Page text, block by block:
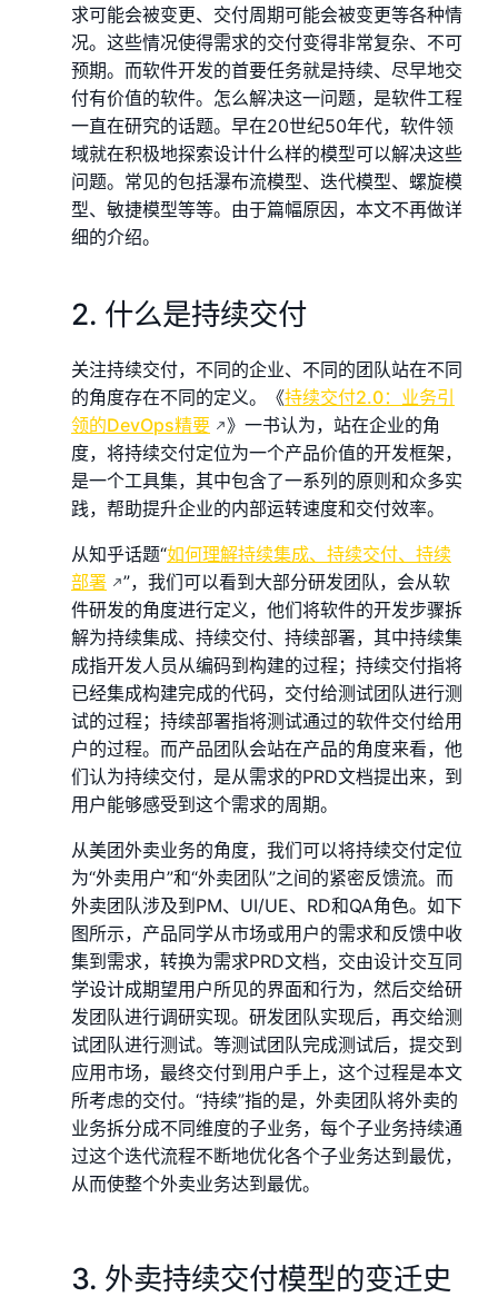
求可能会被变更、交付周期可能会被变更等各种情
况。这些情况使得需求的交付变得非常复杂、不可
预期。而软件开发的首要任务就是持续、尽早地交
付有价值的软件。怎么解决这一问题，是软件工程
一直在研究的话题。早在20世纪50年代，软件领
域就在积极地探索设计什么样的模型可以解决这些
问题。常见的包括瀑布流模型、迭代模型、螺旋模
型、敏捷模型等等。由于篇幅原因，本文不再做详
细的介绍。
2. 什么是持续交付
关注持续交付，不同的企业、不同的团队站在不同
的角度存在不同的定义。《持续交付2.0：业务引
领的DevOps精要
》一书认为，站在企业的角
度，将持续交付定位为一个产品价值的开发框架，
是一个工具集，其中包含了一系列的原则和众多实
践，帮助提升企业的内部运转速度和交付效率。
从知乎话题“如何理解持续集成、持续交付、持续
部署
”，我们可以看到大部分研发团队，会从软
件研发的角度进行定义，他们将软件的开发步骤拆
解为持续集成、持续交付、持续部署，其中持续集
成指开发人员从编码到构建的过程；持续交付指将
已经集成构建完成的代码，交付给测试团队进行测
试的过程；持续部署指将测试通过的软件交付给用
户的过程。而产品团队会站在产品的角度来看，他
们认为持续交付，是从需求的PRD文档提出来，到
用户能够感受到这个需求的周期。
从美团外卖业务的角度，我们可以将持续交付定位
为“外卖用户”和“外卖团队”之间的紧密反馈流。而
外卖团队涉及到PM、UI/UE、RD和QA角色。如下
图所示，产品同学从市场或用户的需求和反馈中收
集到需求，转换为需求PRD文档，交由设计交互同
学设计成期望用户所见的界面和行为，然后交给研
发团队进行调研实现。研发团队实现后，再交给测
试团队进行测试。等测试团队完成测试后，提交到
应用市场，最终交付到用户手上，这个过程是本文
所考虑的交付。“持续”指的是，外卖团队将外卖的
业务拆分成不同维度的子业务，每个子业务持续通
过这个迭代流程不断地优化各个子业务达到最优，
从而使整个外卖业务达到最优。
3. 外卖持续交付模型的变迁史